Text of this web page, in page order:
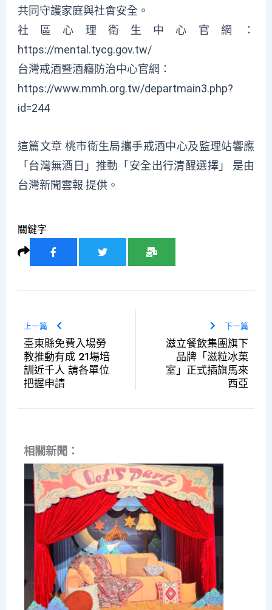
共同守護家庭與社會安全。
社區心理衛生中心官網：
https://mental.tycg.gov.tw/
台灣戒酒暨酒癮防治中心官網：
https://www.mmh.org.tw/departmain3.php?
id=244
這篇文章 桃市衛生局攜手戒酒中心及監理站響應
「台灣無酒日」推動「安全出行清醒選擇」
是由
台灣新聞雲報 提供。
關鍵字
上一篇
臺東縣免費入場勞
教推動有成 21場培
訓近千人 請各單位
把握申請
下一篇
滋立餐飲集團旗下
品牌「滋粒冰菓
室」正式插旗馬來
西亞
相關新聞：